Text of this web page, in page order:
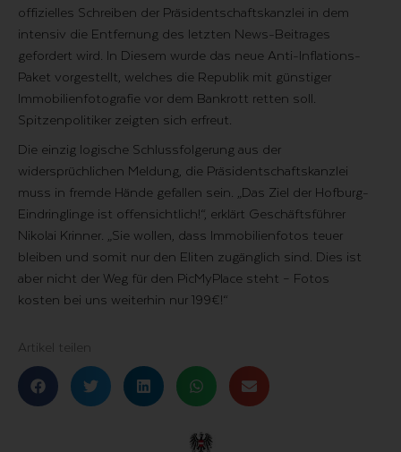
offizielles Schreiben der Präsidentschaftskanzlei in dem
intensiv die Entfernung des letzten News-Beitrages
gefordert wird. In Diesem wurde das neue Anti-Inflations-
Paket vorgestellt, welches die Republik mit günstiger
Immobilienfotografie vor dem Bankrott retten soll.
Spitzenpolitiker zeigten sich erfreut.
Die einzig logische Schlussfolgerung aus der
widersprüchlichen Meldung, die Präsidentschaftskanzlei
muss in fremde Hände gefallen sein. „Das Ziel der Hofburg-
Eindringlinge ist offensichtlich!“, erklärt Geschäftsführer
Nikolai Krinner. „Sie wollen, dass Immobilienfotos teuer
bleiben und somit nur den Eliten zugänglich sind. Dies ist
aber nicht der Weg für den PicMyPlace steht – Fotos
kosten bei uns weiterhin nur 199€!“
Artikel teilen